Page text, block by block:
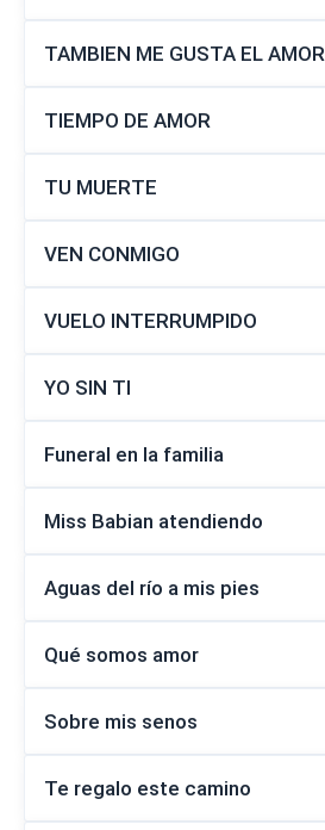
TAMBIEN ME GUSTA EL AMOR
TIEMPO DE AMOR
TU MUERTE
VEN CONMIGO
VUELO INTERRUMPIDO
YO SIN TI
Funeral en la familia
Miss Babian atendiendo
Aguas del río a mis pies
Qué somos amor
Sobre mis senos
Te regalo este camino